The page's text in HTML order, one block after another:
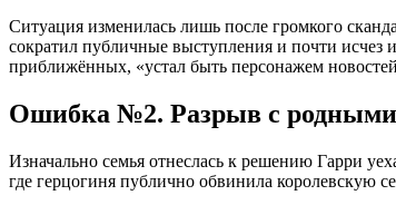
Ситуация изменилась лишь после громкого
сократил публичные выступления и почти исчез
приближённых, «устал быть персонажем
Ошибка №2. Разрыв с родными
Изначально семья отнеслась к решению Гарри
где герцогиня публично обвинила королевскую